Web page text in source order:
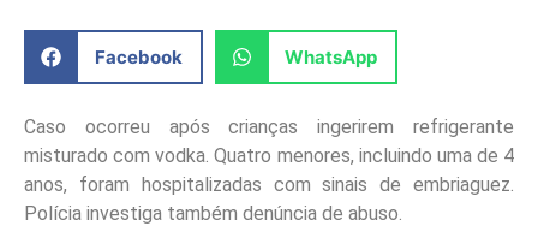
Facebook WhatsApp
Caso ocorreu após crianças ingerirem refrigerante
misturado com vodka. Quatro menores, incluindo uma de 4
anos, foram hospitalizadas com sinais de embriaguez.
Polícia investiga também denúncia de abuso.